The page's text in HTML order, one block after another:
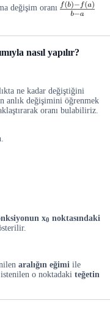
değişim oranı
nasıl yapılır?
ne kadar değiştiğini
anlık değişimini öğrenmek
oranı bulabiliriz.
x0 noktasındaki
aralığın eğimi ile
o noktadaki teğetin